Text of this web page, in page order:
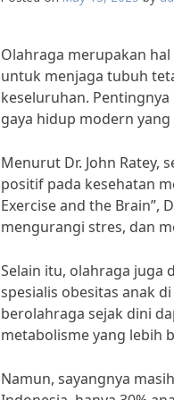
Olahraga merupakan
untuk menjaga tubuh
keseluruhan.
gaya hidup modern
Menurut Dr. John
positif pada kesehatan
Exercise and the Brain”,
mengurangi stres, dan
Selain itu, olahraga juga
spesialis obesitas anak
berolahraga sejak dini
metabolisme yang lebih
Namun, sayangnya